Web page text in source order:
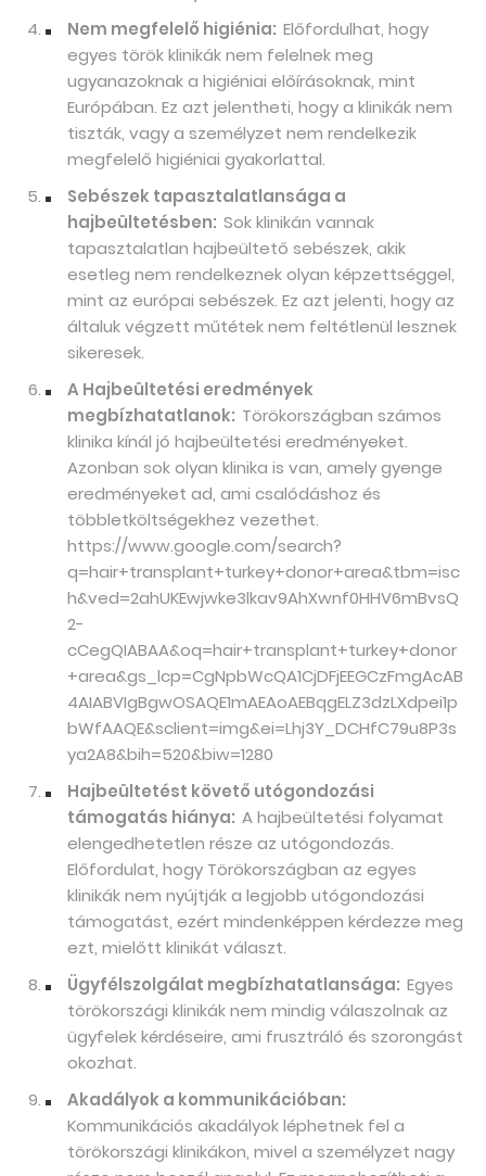
Nem megfelelő higiénia: Előfordulhat, hogy
egyes török ​​klinikák nem felelnek meg
ugyanazoknak a higiéniai előírásoknak, mint
Európában. Ez azt jelentheti, hogy a klinikák nem
tiszták, vagy a személyzet nem rendelkezik
megfelelő higiéniai gyakorlattal.
Sebészek tapasztalatlansága a
hajbeültetésben: Sok klinikán vannak
tapasztalatlan hajbeültető sebészek, akik
esetleg nem rendelkeznek olyan képzettséggel,
mint az európai sebészek. Ez azt jelenti, hogy az
általuk végzett műtétek nem feltétlenül lesznek
sikeresek.
A Hajbeültetési eredmények
megbízhatatlanok: Törökországban számos
klinika kínál jó hajbeültetési eredményeket.
Azonban sok olyan klinika is van, amely gyenge
eredményeket ad, ami csalódáshoz és
többletköltségekhez vezethet.
https://www.google.com/search?
q=hair+transplant+turkey+donor+area&tbm=isc
h&ved=2ahUKEwjwke3lkav9AhXwnf0HHV6mBvsQ
2-
cCegQIABAA&oq=hair+transplant+turkey+donor
+area&gs_lcp=CgNpbWcQA1CjDFjEEGCzFmgAcAB
4AIABVIgBgwOSAQE1mAEAoAEBqgELZ3dzLXdpei1p
bWfAAQE&sclient=img&ei=Lhj3Y_DCHfC79u8P3s
ya2A8&bih=520&biw=1280
Hajbeültetést követő utógondozási
támogatás hiánya: A hajbeültetési folyamat
elengedhetetlen része az utógondozás.
Előfordulat, hogy Törökországban az egyes
klinikák nem nyújtják a legjobb utógondozási
támogatást, ezért mindenképpen kérdezze meg
ezt, mielőtt klinikát választ.
Ügyfélszolgálat megbízhatatlansága: Egyes
törökországi klinikák nem mindig válaszolnak az
ügyfelek kérdéseire, ami frusztráló és szorongást
okozhat.
Akadályok a kommunikációban:
Kommunikációs akadályok léphetnek fel a
törökországi klinikákon, mivel a személyzet nagy